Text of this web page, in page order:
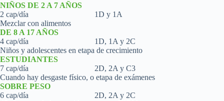
NIÑOS DE 2 A 7 AÑOS
2 cap/día 1D y 1A
Mezclar con alimentos
DE 8 A 17 AÑOS
4 cap/día 1D, 1A y 2C
Niños y adolescentes en etapa de crecimiento
ESTUDIANTES
7 cap/día 2D, 2A y C3
Cuando hay desgaste físico, o etapa de exámenes
SOBRE PESO
6 cap/día 2D, 2A y 2C